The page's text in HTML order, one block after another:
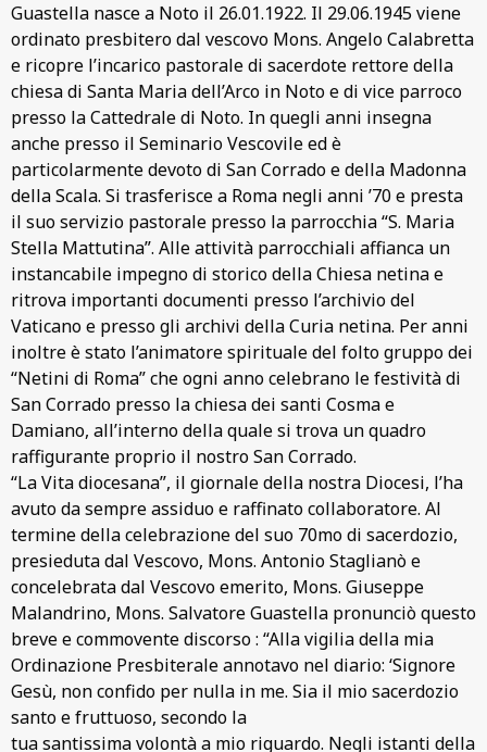
Guastella nasce a Noto il 26.01.1922. Il 29.06.1945 viene
ordinato presbitero dal vescovo Mons. Angelo Calabretta
e ricopre l’incarico pastorale di sacerdote rettore della
chiesa di Santa Maria dell’Arco in Noto e di vice parroco
presso la Cattedrale di Noto. In quegli anni insegna
anche presso il Seminario Vescovile ed è
particolarmente devoto di San Corrado e della Madonna
della Scala. Si trasferisce a Roma negli anni ’70 e presta
il suo servizio pastorale presso la parrocchia “S. Maria
Stella Mattutina”. Alle attività parrocchiali affianca un
instancabile impegno di storico della Chiesa netina e
ritrova importanti documenti presso l’archivio del
Vaticano e presso gli archivi della Curia netina. Per anni
inoltre è stato l’animatore spirituale del folto gruppo dei
“Netini di Roma” che ogni anno celebrano le festività di
San Corrado presso la chiesa dei santi Cosma e
Damiano, all’interno della quale si trova un quadro
raffigurante proprio il nostro San Corrado.
“La Vita diocesana”, il giornale della nostra Diocesi, l’ha
avuto da sempre assiduo e raffinato collaboratore. Al
termine della celebrazione del suo 70mo di sacerdozio,
presieduta dal Vescovo, Mons. Antonio Staglianò e
concelebrata dal Vescovo emerito, Mons. Giuseppe
Malandrino, Mons. Salvatore Guastella pronunciò questo
breve e commovente discorso : “Alla vigilia della mia
Ordinazione Presbiterale annotavo nel diario: ‘Signore
Gesù, non confido per nulla in me. Sia il mio sacerdozio
santo e fruttuoso, secondo la
tua santissima volontà a mio riguardo. Negli istanti della